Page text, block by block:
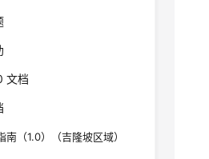
文档
南（1.0）（吉隆坡区域）